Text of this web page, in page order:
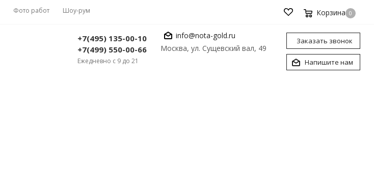
Фото работ Шоу-рум Корзина 0
+7(495) 135-00-10
+7(499) 550-00-66
Ежедневно с 9 до 21
info@nota-gold.ru
Москва, ул. Сущевский вал, 49
Заказать звонок
Напишите нам